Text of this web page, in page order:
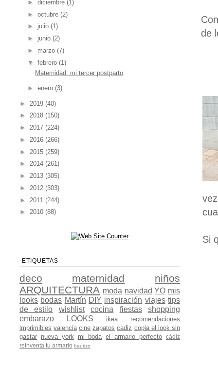
de
Si
► diciembre (1)
► octubre (2)
► julio (1)
► junio (2)
► marzo (7)
▼ febrero (1)
Maternidad: mi tercer postparto
► enero (3)
► 2019 (40)
► 2018 (150)
► 2017 (224)
► 2016 (266)
► 2015 (259)
► 2014 (261)
► 2013 (305)
► 2012 (303)
► 2011 (244)
► 2010 (88)
ETIQUETAS
deco maternidad
niños
ARQUITECTURA moda navidad YO mis
looks bodas Martín DIY inspiración viajes tips
de estilo
wishlist cocina fiestas
shopping
embarazo
LOOKS ikea
recomendaciones
imprimibles valencia cine zapatos cadiz copia el look sin
gastar nueva york mi boda el armario perfecto
cádiz
reinventa tu armario bautizo